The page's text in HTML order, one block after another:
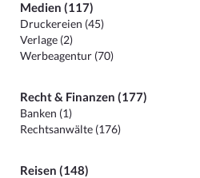
Medien (117)
Druckereien (45)
Verlage (2)
Werbeagentur (70)
Recht & Finanzen (177)
Banken (1)
Rechtsanwälte (176)
Reisen (148)